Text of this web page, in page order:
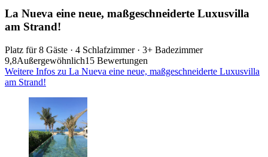
La Nueva eine neue, maßgeschneiderte Luxusvilla
am Strand!
Platz für 8 Gäste · 4 Schlafzimmer · 3+ Badezimmer
9,8Außergewöhnlich15 Bewertungen
Weitere Infos zu La Nueva eine neue, maßgeschneiderte Luxusvilla
am Strand!